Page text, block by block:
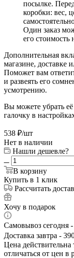
посылке.
коробки: вес,
Один заказ
его
Дополнительная
магазине, доставке
Поможет вам
и развеять его
усмотрению.
Вы можете убрать
галочку в
538 ₽/шт
Нет в наличии
Нашли дешевле?
В корзину
Купить в 1 клик
Рассчитать
Хочу в подарок
Самовывоз сегодня
Доставка завтра -
Цена действительна
отличаться от цен в